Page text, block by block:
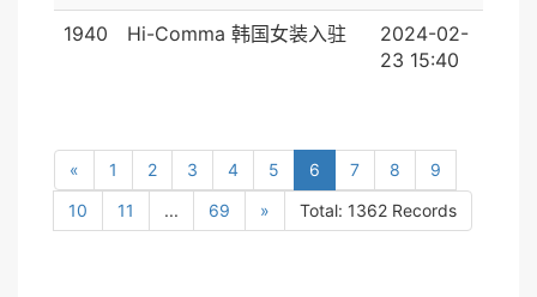
1940
Hi-Comma 韩国女装入驻
2024-02-
23 15:40
« 1 2 3 4 5 6 7 8
9
10
11 ... 69 » Total: 1362 Records